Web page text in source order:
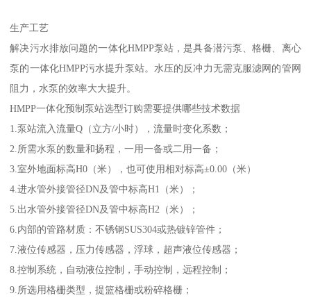
生产工艺
解决污水排放问题的一体化HMPP泵站，是具备潜污泵、格栅、离心
泵的一体化HMPP污水提升泵站。水压的反冲力无需克服滤网的管网
阻力，水泵的效率大大提升。
HMPP一体化预制泵站选型订购需要提供哪些技术数据
1.泵站流入流量Q（立方/小时），流量时变化系数；
2.所需水泵的数量和扬程，一用一备或二用一备；
3.室外地面标高H0（米），也可使用相对标高±0.00（米）
4.进水管外接管径DN及管中标高H1（米）；
5.出水管外接管径DN及管中标高H2（米）；
6.内部的管路材质：不锈钢SUS304或热镀锌管件；
7.液位传感器，压力传感器，浮球，超声液位传感器；
8.控制系统，自动液位控制，手动控制，远程控制；
9.所选用格栅类型，提篮格栅或粉碎格栅；